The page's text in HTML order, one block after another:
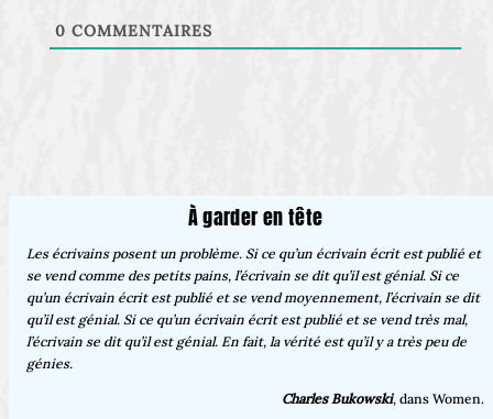
0 COMMENTAIRES
À garder en tête
Les écrivains posent un problème. Si ce qu’un écrivain écrit est publié et
se vend comme des petits pains, l’écrivain se dit qu’il est génial. Si ce
qu’un écrivain écrit est publié et se vend moyennement, l’écrivain se dit
qu’il est génial. Si ce qu’un écrivain écrit est publié et se vend très mal,
l’écrivain se dit qu’il est génial. En fait, la vérité est qu’il y a très peu de
génies.
Charles Bukowski, dans Women.